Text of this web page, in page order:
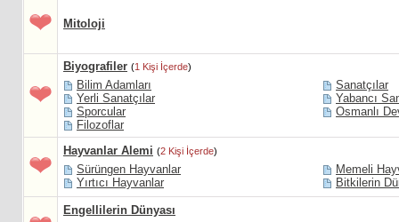
Mitoloji
Biyografiler (1 Kişi İçerde)
Bilim Adamları
Sanatçılar
Yerli Sanatçılar
Yabancı
Sporcular
Osmanlı
Filozoflar
Hayvanlar Alemi (2 Kişi İçerde)
Sürüngen Hayvanlar
Memeli
Yırtıcı Hayvanlar
Bitkilerin
Engellilerin Dünyası